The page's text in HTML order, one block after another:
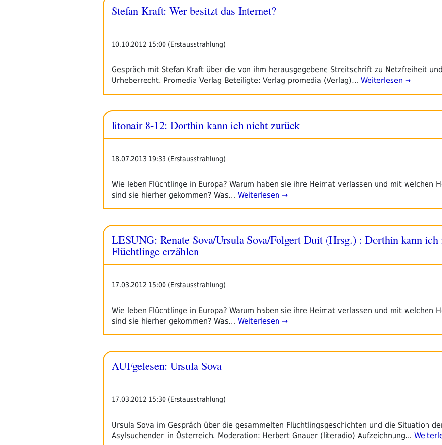
Stefan Kraft: Wer besitzt das Internet?
10.10.2012 15:00 (Erstausstrahlung)
Gespräch mit Stefan Kraft über die von ihm herausgegebene Streitschrift zu Netzfreiheit und
Urheberrecht. Promedia Verlag Beteiligte: Verlag promedia (Verlag)… Weiterlesen →
litonair 8-12: Dorthin kann ich nicht zurück
18.07.2013 19:33 (Erstausstrahlung)
Wie leben Flüchtlinge in Europa? Warum haben sie ihre Heimat verlassen und mit welchen
sind sie hierher gekommen? Was… Weiterlesen →
LESUNG: Renate Sova/Ursula Sova/Folgert Duit (Hrsg.) : Dorthin kann ich
Flüchtlinge erzählen
17.03.2012 15:00 (Erstausstrahlung)
Wie leben Flüchtlinge in Europa? Warum haben sie ihre Heimat verlassen und mit welchen
sind sie hierher gekommen? Was… Weiterlesen →
AUFgelesen: Ursula Sova
17.03.2012 15:30 (Erstausstrahlung)
Ursula Sova im Gespräch über die gesammelten Flüchtlingsgeschichten und die Situation
Asylsuchenden in Österreich. Moderation: Herbert Gnauer (literadio) Aufzeichnung…